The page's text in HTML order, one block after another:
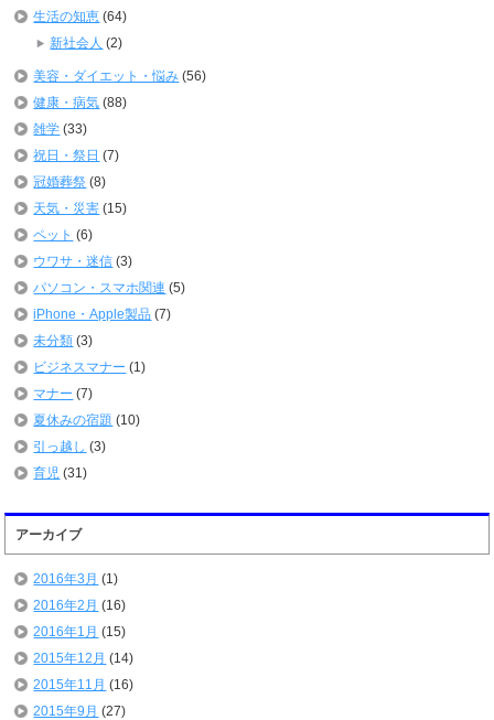
生活の知恵 (64)
新社会人 (2)
美容・ダイエット・悩み (56)
健康・病気 (88)
雑学 (33)
祝日・祭日 (7)
冠婚葬祭 (8)
天気・災害 (15)
ペット (6)
ウワサ・迷信 (3)
パソコン・スマホ関連 (5)
iPhone・Apple製品 (7)
未分類 (3)
ビジネスマナー (1)
マナー (7)
夏休みの宿題 (10)
引っ越し (3)
育児 (31)
アーカイブ
2016年3月 (1)
2016年2月 (16)
2016年1月 (15)
2015年12月 (14)
2015年11月 (16)
2015年9月 (27)